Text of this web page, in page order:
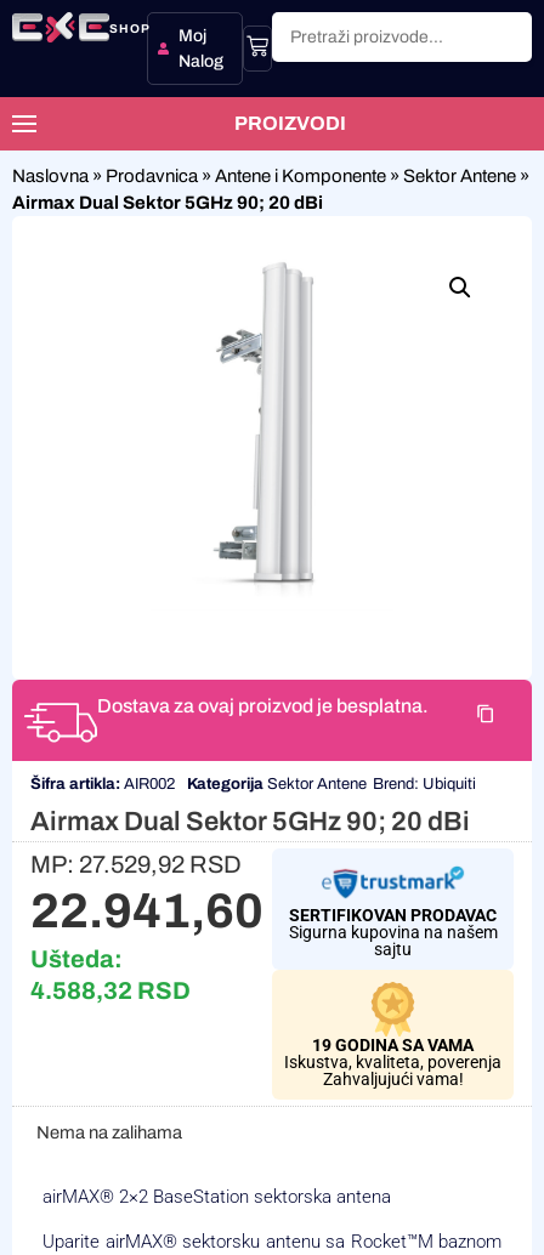
SHOP
Moj
Nalog
PROIZVODI
Naslovna » Prodavnica » Antene i Komponente » Sektor Antene »
Airmax Dual Sektor 5GHz 90; 20 dBi
Dostava za ovaj proizvod je besplatna.
Šifra artikla: AIR002 Kategorija Sektor Antene Brend: Ubiquiti
Airmax Dual Sektor 5GHz 90; 20 dBi
MP: 27.529,92 RSD
22.941,60 RSD
Ušteda:
4.588,32 RSD
SERTIFIKOVAN PRODAVAC
Sigurna kupovina na našem
sajtu
19 GODINA SA VAMA
Iskustva, kvaliteta, poverenja
Zahvaljujući vama!
Nema na zalihama
airMAX® 2×2 BaseStation sektorska antena
Uparite airMAX® sektorsku antenu sa Rocket™M baznom